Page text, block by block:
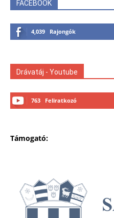
FACEBOOK
4,039 Rajongók
Drávatáj - Youtube
763 Feliratkozó
Támogató: